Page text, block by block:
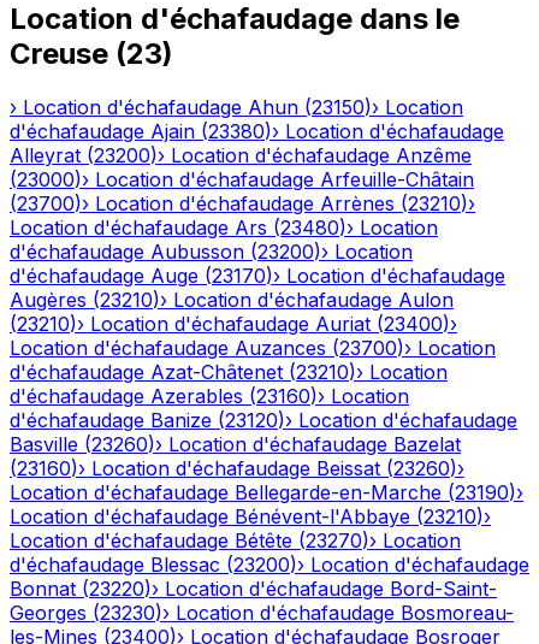
Location d'échafaudage dans le
Creuse (23)
› Location d'échafaudage Ahun (23150)› Location
d'échafaudage Ajain (23380)› Location d'échafaudage
Alleyrat (23200)› Location d'échafaudage Anzême
(23000)› Location d'échafaudage Arfeuille-Châtain
(23700)› Location d'échafaudage Arrènes (23210)›
Location d'échafaudage Ars (23480)› Location
d'échafaudage Aubusson (23200)› Location
d'échafaudage Auge (23170)› Location d'échafaudage
Augères (23210)› Location d'échafaudage Aulon
(23210)› Location d'échafaudage Auriat (23400)›
Location d'échafaudage Auzances (23700)› Location
d'échafaudage Azat-Châtenet (23210)› Location
d'échafaudage Azerables (23160)› Location
d'échafaudage Banize (23120)› Location d'échafaudage
Basville (23260)› Location d'échafaudage Bazelat
(23160)› Location d'échafaudage Beissat (23260)›
Location d'échafaudage Bellegarde-en-Marche (23190)›
Location d'échafaudage Bénévent-l'Abbaye (23210)›
Location d'échafaudage Bétête (23270)› Location
d'échafaudage Blessac (23200)› Location d'échafaudage
Bonnat (23220)› Location d'échafaudage Bord-Saint-
Georges (23230)› Location d'échafaudage Bosmoreau-
les-Mines (23400)› Location d'échafaudage Bosroger